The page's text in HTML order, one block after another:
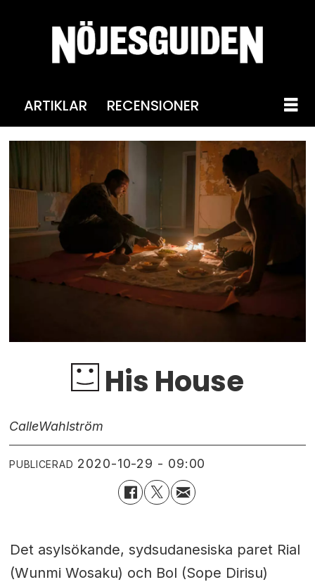
ARTIKLAR RECENSIONER
His House
CalleWahlström
PUBLICERAD 2020-10-29 - 09:00
Det asylsökande, sydsudanesiska paret Rial
(Wunmi Wosaku) och Bol (Sope Dirisu)